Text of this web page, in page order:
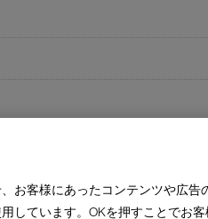
お客様にあったコンテンツや広告
しています。OKを押すことでお